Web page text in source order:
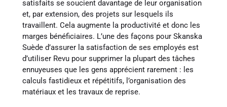
satisfaits se soucient davantage de leur organisation
et, par extension, des projets sur lesquels ils
travaillent. Cela augmente la productivité et donc les
marges bénéficiaires. L’une des façons pour Skanska
Suède d’assurer la satisfaction de ses employés est
d’utiliser Revu pour supprimer la plupart des tâches
ennuyeuses que les gens apprécient rarement : les
calculs fastidieux et répétitifs, l’organisation des
matériaux et les travaux de reprise.